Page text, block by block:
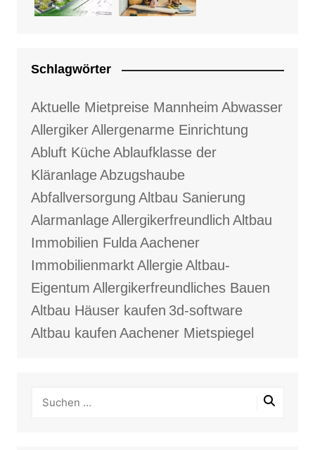
Schlagwörter
Aktuelle Mietpreise Mannheim Abwasser
AllergikerAllergenarme Einrichtung
Abluft KücheAblaufklasse der
KläranlageAbzugshaube
Abfallversorgung Altbau Sanierung
AlarmanlageAllergikerfreundlich Altbau
Immobilien FuldaAachener
ImmobilienmarktAllergieAltbau-
Eigentum Allergikerfreundliches Bauen
Altbau Häuser kaufen 3d-software
Altbau kaufen Aachener Mietspiegel